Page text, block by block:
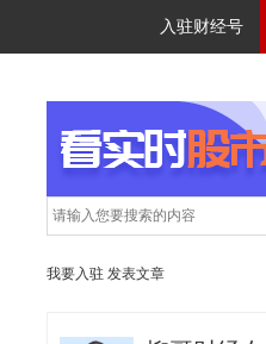
入驻财经号
我要入驻 发表文章